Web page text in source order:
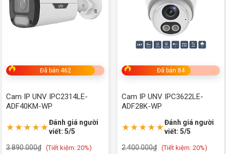
Đã bán 462
Cam IP UNV IPC2314LE-
ADF40KM-WP
★★★★★Đánh giá người
viết: 5/5
3.890.000₫ (Tiết kiệm: 20%)
Đã bán 84
Cam IP UNV IPC3622LE-
ADF28K-WP
★★★★★Đánh giá người
viết: 5/5
2.400.000₫ (Tiết kiệm: 20%)